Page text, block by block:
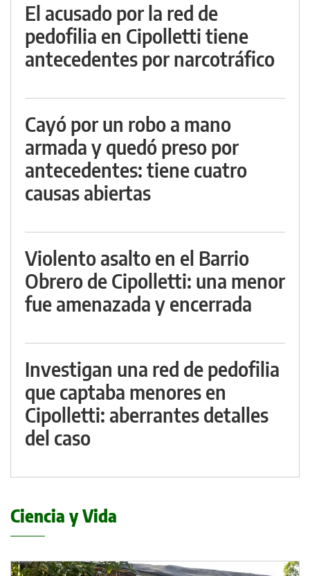
El acusado por la red de
pedofilia en Cipolletti tiene
antecedentes por narcotráfico
Cayó por un robo a mano
armada y quedó preso por
antecedentes: tiene cuatro
causas abiertas
Violento asalto en el Barrio
Obrero de Cipolletti: una menor
fue amenazada y encerrada
Investigan una red de pedofilia
que captaba menores en
Cipolletti: aberrantes detalles
del caso
Ciencia y Vida